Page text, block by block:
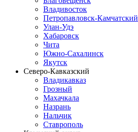
Владивосток
Петропавловск-Камчатский
Улан-Удэ
Хабаровск
Чита
Южно-Сахалинск
Якутск
Северо-Кавказский
Владикавказ
Грозный
Махачкала
Назрань
Нальчик
Ставрополь